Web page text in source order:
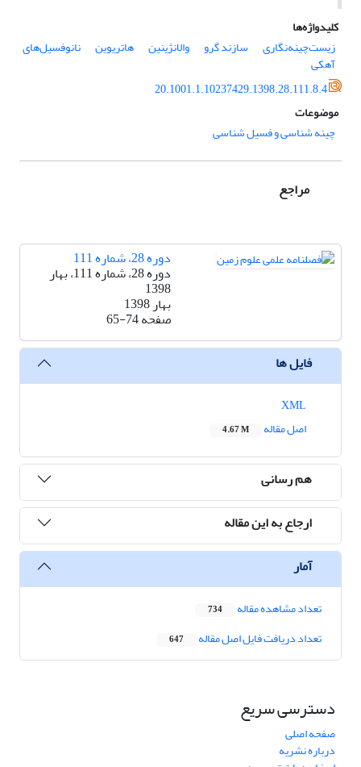
کلیدواژه‌ها
زیست‌چینه‌نگاری
سازند گرو والانژینین هاتریوین نانوفسیل‌های
آهکی
20.1001.1.10237429.1398.28.111.8.4
موضوعات
چینه شناسی و فسیل شناسی
مراجع
دوره 28، شماره 111
دوره 28، شماره 111، بهار
1398
بهار 1398
صفحه65-74
فایل ها
اصل مقاله
4.67 M
هم رسانی
ارجاع به این مقاله
آمار
تعداد مشاهده مقاله 734
تعداد دریافت فایل اصل مقاله 647
دسترسی سریع
صفحه اصلی
درباره نشریه